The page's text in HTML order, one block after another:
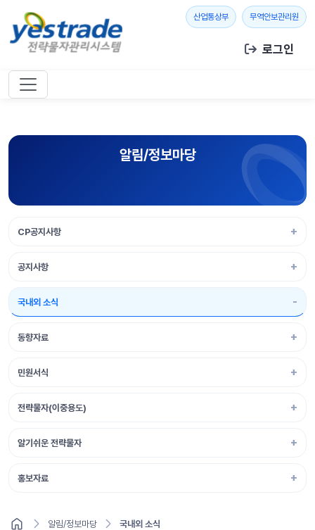
산업통상부새 창 열기무역안보관리원 새
로그인
알림/정보마당
CP공지사항
공지사항
국내외 소식
동향자료
민원서식
전략물자(이중용도)
알기쉬운 전략물자
홍보자료
알림/정보마당 국내외 소식